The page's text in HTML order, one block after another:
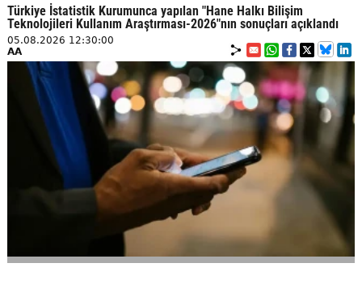
Türkiye İstatistik Kurumunca yapılan "Hane Halkı Bilişim
Teknolojileri Kullanım Araştırması-2026"nın sonuçları açıklandı
05.08.2026 12:30:00
AA